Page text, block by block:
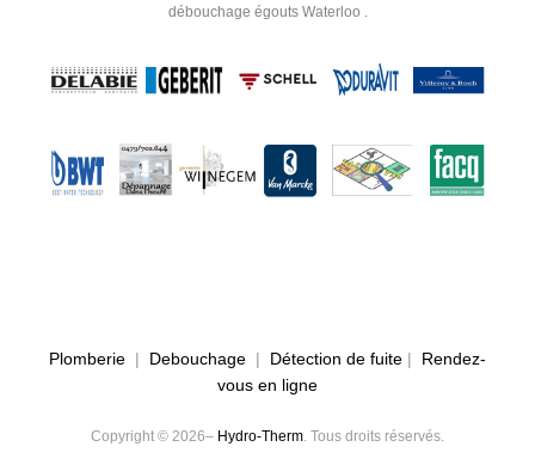
débouchage égouts Waterloo .
Plomberie | Debouchage | Détection de fuite | Rendez-
vous en ligne
Copyright © 2026– Hydro-Therm . Tous droits réservés.